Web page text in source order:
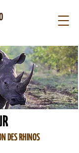
DES RHINOS